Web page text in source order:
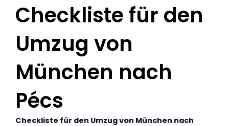
Checkliste für den
Umzug von
München nach
Pécs
Checkliste für den Umzug von München nach